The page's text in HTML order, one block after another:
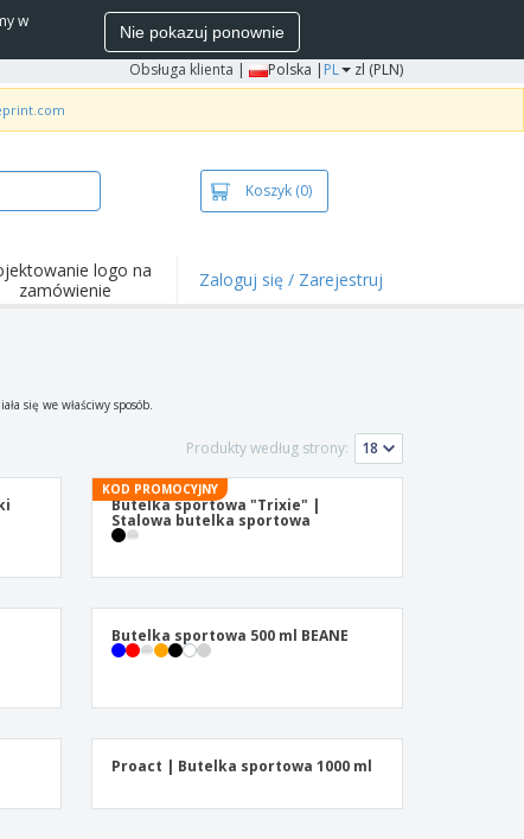
w
Nie pokazuj ponownie
Obsługa klienta | Polska | PL zl (PLN)
Koszyk (0)
logo na
zamówienie
Zaloguj się / Zarejestruj
się we właściwy sposób.
Produkty według strony:
KOD PROMOCYJNY
Butelka sportowa "Trixie" |
Stalowa butelka sportowa
Butelka sportowa 500 ml BEANE
Proact | Butelka sportowa 1000 ml